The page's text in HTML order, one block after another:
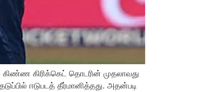
கிண்ண கிரிக்கெட் தொடரின் முதலாவது
ஈடுபடத் தீர்மானித்தது. அதன்படி